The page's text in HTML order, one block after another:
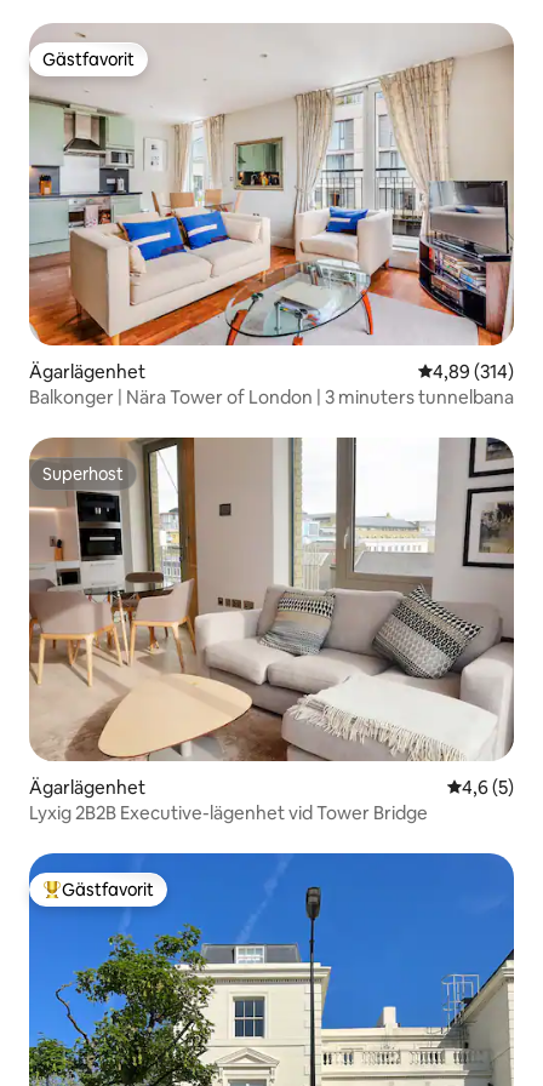
Gästfavorit
Gästfavorit
Ägarlägenhet 4,89 av 5 i
4,89 (314)
Balkonger | Nära Tower of London | 3 minuters tunnelbana
Superhost
Superhost
Ägarlägenhet 4,6 av 5 i
4,6 (5)
Lyxig 2B2B Executive-lägenhet vid Tower Bridge
Populär gästfavorit
Gästfavorit